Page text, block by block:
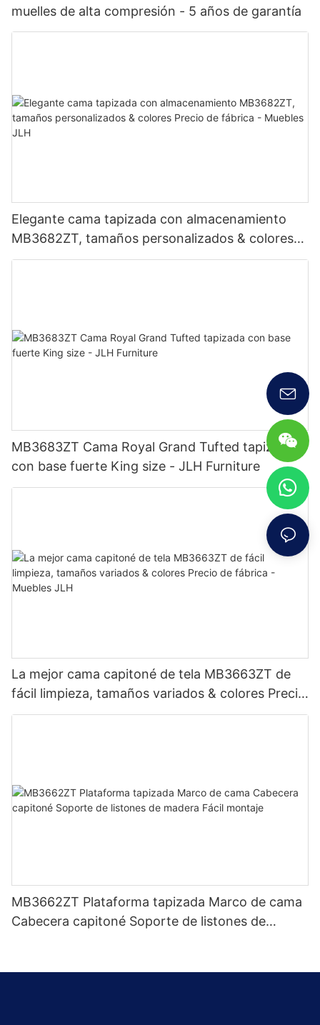
muelles de alta compresión - 5 años de garantía
Elegante cama tapizada con almacenamiento
MB3682ZT, tamaños personalizados & colores
Precio de fábrica - Muebles JLH
MB3683ZT Cama Royal Grand Tufted tapizada
con base fuerte King size - JLH Furniture
La mejor cama capitoné de tela MB3663ZT de
fácil limpieza, tamaños variados & colores Precio
de fábrica - Muebles JLH
MB3662ZT Plataforma tapizada Marco de cama
Cabecera capitoné Soporte de listones de